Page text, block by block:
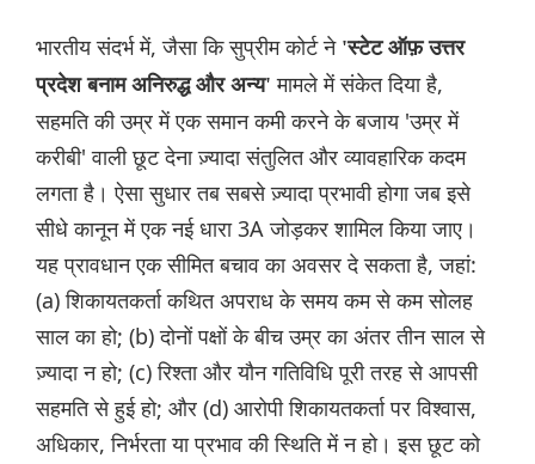
भारतीय संदर्भ में, जैसा कि सुप्रीम कोर्ट ने 'स्टेट ऑफ़ उत्तर
प्रदेश बनाम अनिरुद्ध और अन्य'मामले में संकेत दिया है,
सहमति की उम्र में एक समान कमी करने के बजाय 'उम्र में
करीबी' वाली छूट देना ज़्यादा संतुलित और व्यावहारिक कदम
लगता है। ऐसा सुधार तब सबसे ज़्यादा प्रभावी होगा जब इसे
सीधे कानून में एक नई धारा 3A जोड़कर शामिल किया जाए।
यह प्रावधान एक सीमित बचाव का अवसर दे सकता है, जहां:
(a) शिकायतकर्ता कथित अपराध के समय कम से कम सोलह
साल का हो; (b) दोनों पक्षों के बीच उम्र का अंतर तीन साल से
ज़्यादा न हो; (c) रिश्ता और यौन गतिविधि पूरी तरह से आपसी
सहमति से हुई हो; और (d) आरोपी शिकायतकर्ता पर विश्वास,
अधिकार, निर्भरता या प्रभाव की स्थिति में न हो। इस छूट को